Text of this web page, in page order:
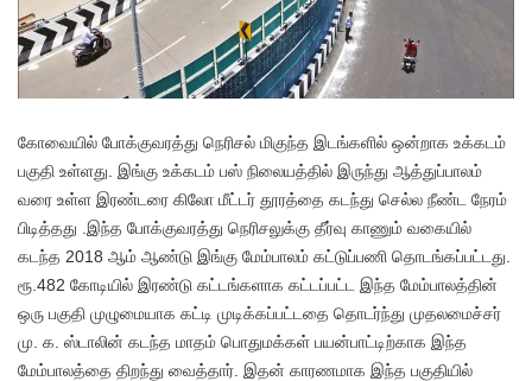
கோவையில் போக்குவரத்து நெரிசல் மிகுந்த இடங்களில் ஒன்றாக உக்கடம்
பகுதி உள்ளது. இங்கு உக்கடம் பஸ் நிலையத்தில் இருந்து ஆத்துப்பாலம்
வரை உள்ள இரண்டரை கிலோ மீட்டர் தூரத்தை கடந்து செல்ல நீண்ட நேரம்
பிடித்தது .இந்த போக்குவரத்து நெரிசலுக்கு தீர்வு காணும் வகையில்
கடந்த 2018 ஆம் ஆண்டு இங்கு மேம்பாலம் கட்டுப்பணி தொடங்கப்பட்டது.
ரூ.482 கோடியில் இரண்டு கட்டங்களாக கட்டப்பட்ட இந்த மேம்பாலத்தின்
ஒரு பகுதி முழுமையாக கட்டி முடிக்கப்பட்டதை தொடர்ந்து முதலமைச்சர்
மு. க. ஸ்டாலின் கடந்த மாதம் பொதுமக்கள் பயன்பாட்டிற்காக இந்த
மேம்பாலத்தை திறந்து வைத்தார். இதன் காரணமாக இந்த பகுதியில்